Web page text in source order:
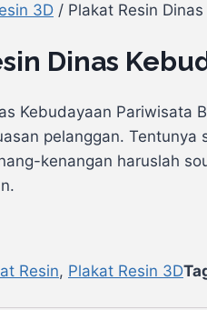
3D / Plakat Resin
Dinas
Kebudayaan Pariwisata
pelanggan.
kenangan haruslah
Resin, Plakat Resin 3D